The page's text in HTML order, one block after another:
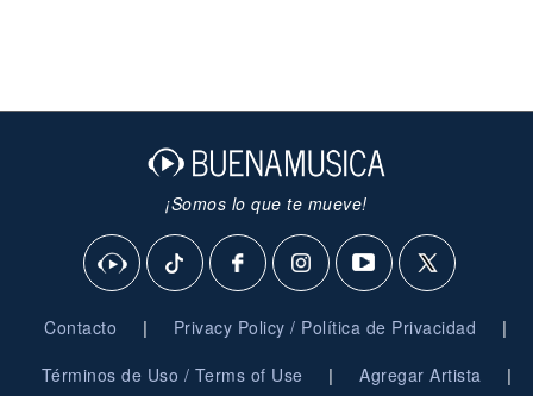
¡Somos lo que te mueve!
Contacto | Privacy Policy / Política de Privacidad |
Términos de Uso / Terms of Use | Agregar Artista |